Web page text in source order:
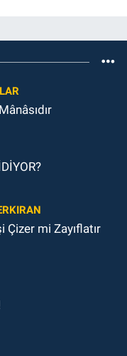
Çizer mi Zayıflatır